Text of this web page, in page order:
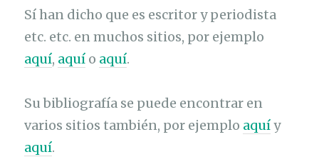
Sí han dicho que es escritor y periodista
etc. etc. en muchos sitios, por ejemplo
aquí, aquí o aquí.
Su bibliografía se puede encontrar en
varios sitios también, por ejemplo aquíy
aquí.